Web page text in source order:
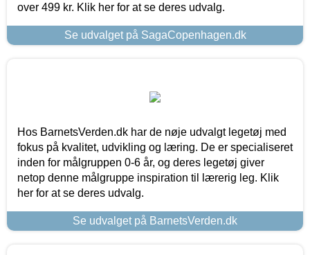
over 499 kr. Klik her for at se deres udvalg.
Se udvalget på SagaCopenhagen.dk
Hos BarnetsVerden.dk har de nøje udvalgt legetøj med
fokus på kvalitet, udvikling og læring. De er specialiseret
inden for målgruppen 0-6 år, og deres legetøj giver
netop denne målgruppe inspiration til lærerig leg. Klik
her for at se deres udvalg.
Se udvalget på BarnetsVerden.dk